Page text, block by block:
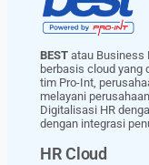
BEST atau Business
berbasis cloud yang
tim Pro-Int,
melayani
Digitalisasi HR
dengan integrasi
HR Cloud